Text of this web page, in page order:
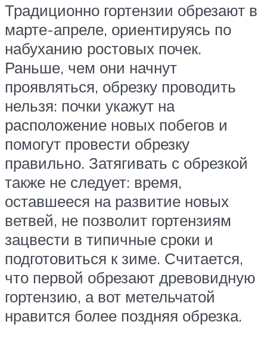
Традиционно гортензии обрезают в
марте-апреле, ориентируясь по
набуханию ростовых почек.
Раньше, чем они начнут
проявляться, обрезку проводить
нельзя: почки укажут на
расположение новых побегов и
помогут провести обрезку
правильно. Затягивать с обрезкой
также не следует: время,
оставшееся на развитие новых
ветвей, не позволит гортензиям
зацвести в типичные сроки и
подготовиться к зиме. Считается,
что первой обрезают древовидную
гортензию, а вот метельчатой
нравится более поздняя обрезка.